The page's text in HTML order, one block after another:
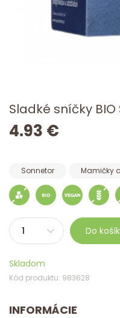
Sladké sníčky BIO
4.93 €
Sonnetor Mamičky
Do
Skladom
Kód produktu: 983628
INFORMÁCIE